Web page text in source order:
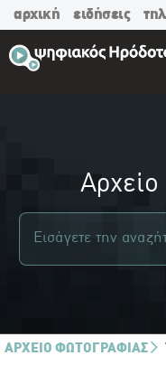
αρχική ειδήσεις
ΑΡΧΕΙΟ ΦΩΤΟΓΡΑΦΙΑΣ